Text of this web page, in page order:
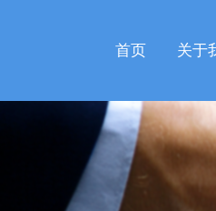
首页 关于